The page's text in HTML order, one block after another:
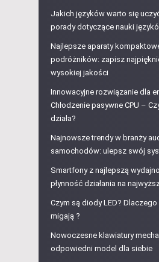
Jakich języków warto się
porady dotyczące nauki
Najlepsze aparaty
podróżników: zapisz
wysokiej jakości
Innowacyjne rozwiązanie dla
Chłodzenie pasywne CPU –
działa?
Najnowsze trendy w branży
samochodów: ulepsz swój
Smartfony z najlepszą
płynność działania na
Czym są diody LED? Dlaczego
migają ?
Nowoczesne klawiatury
odpowiedni model dla siebie